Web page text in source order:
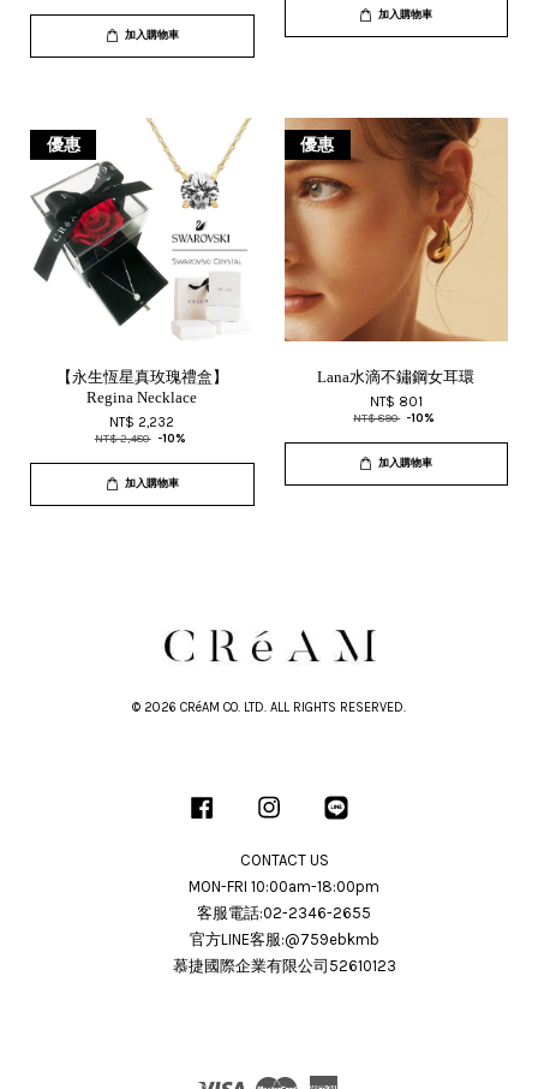
加入購物車
加入購物車
優惠
【永生恆星真玫瑰禮盒】
Regina Necklace
NT$ 2,232
NT$ 2,480 -10%
加入購物車
優惠
Lana水滴不鏽鋼女耳環
NT$ 801
NT$ 890 -10%
加入購物車
© 2026 CRéAM CO. LTD. ALL RIGHTS RESERVED.
Facebook Instagram
CONTACT US
MON-FRI 10:00am-18:00pm
客服電話:02-2346-2655
官方LINE客服:@759ebkmb
慕捷國際企業有限公司52610123
Visa Master